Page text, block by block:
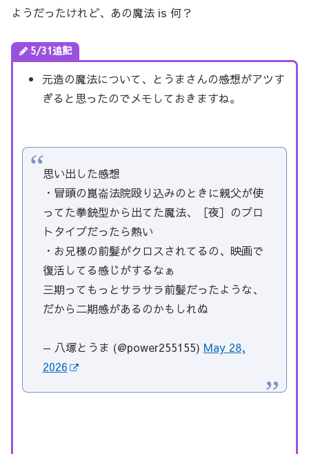
ようだったけれど、あの魔法 is 何？
5/31追記
元造の魔法について、とうまさんの感想がアツす
ぎると思ったのでメモしておきますね。
思い出した感想
・冒頭の崑崙法院殴り込みのときに親父が使
ってた拳銃型から出てた魔法、［夜］のプロ
トタイプだったら熱い
・お兄様の前髪がクロスされてるの、映画で
復活してる感じがするなぁ
三期ってもっとサラサラ前髪だったような、
だから二期感があるのかもしれぬ
— 八塚とうま (@power255155) May 28,
2026